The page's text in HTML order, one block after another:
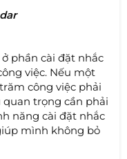
phần cài đặt nhắc
việc. Nếu một
công việc phải
trọng cần phải
năng cài đặt nhắc
mình không bỏ